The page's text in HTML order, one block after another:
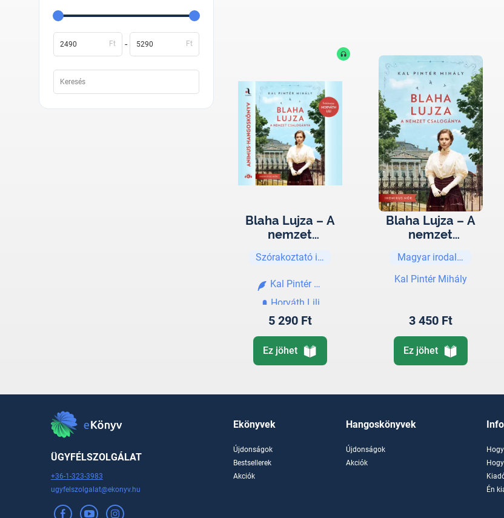
Ft - Ft
Blaha Lujza – A
nemzet
Szórakoztató irodalom
Kal Pintér Mihály
Horváth Lili
5 290 Ft
Ez jöhet
Blaha Lujza – A
nemzet
Magyar irodalom
Kal Pintér Mihály
3 450 Ft
Ez jöhet
ÜGYFÉLSZOLGÁLAT
+36-1-323-3983
ugyfelszolgalat@ekonyv.hu
Ekönyvek
Újdonságok
Bestsellerek
Akciók
Hangoskönyvek
Újdonságok
Akciók
Én